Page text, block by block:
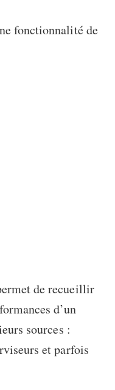
fonctionnalité de
de recueillir
d’un
sources :
et parfois